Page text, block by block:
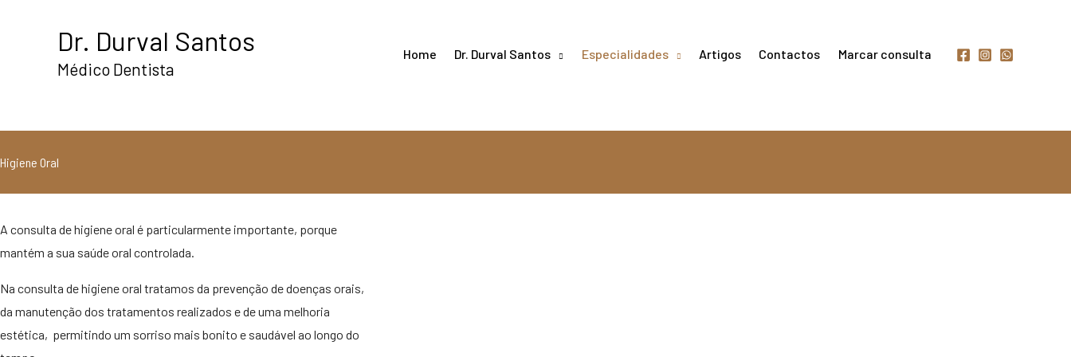
Dr. Durval Santos
Médico Dentista
Home Dr. Durval Santos Especialidades Artigos Contactos Marcar consulta
Higiene Oral
A consulta de higiene oral é particularmente importante, porque
mantém a sua saúde oral controlada.
Na consulta de higiene oral tratamos da prevenção de doenças orais,
da manutenção dos tratamentos realizados e de uma melhoria
estética, permitindo um sorriso mais bonito e saudável ao longo do